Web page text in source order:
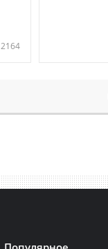
2164